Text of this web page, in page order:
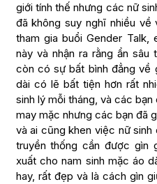
giới tính thế nhưng các nữ
đã không suy nghĩ nhiều về
tham gia buổi Gender
này và nhận ra rằng ẩn
còn có sự bất bình đẳng về
dài có lẽ bất tiện hơn rất
sinh lý mỗi tháng, và các
may mặc nhưng các bạn đã
và ai cũng khen việc nữ
truyền thống cần được gìn
xuất cho nam sinh mặc áo
hay, rất đẹp và là cách gìn